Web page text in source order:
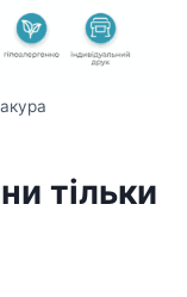
тільки